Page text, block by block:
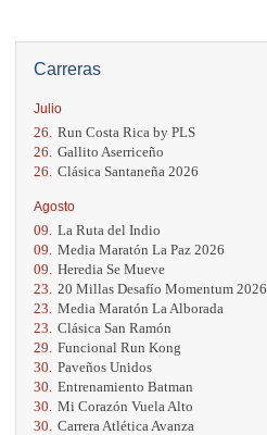
Carreras
Julio
26. Run Costa Rica by PLS
26. Gallito Aserriceño
26. Clásica Santaneña 2026
Agosto
09. La Ruta del Indio
09. Media Maratón La Paz 2026
09. Heredia Se Mueve
23. 20 Millas Desafío Momentum 2026
23. Media Maratón La Alborada
23. Clásica San Ramón
29. Funcional Run Kong
30. Paveños Unidos
30. Entrenamiento Batman
30. Mi Corazón Vuela Alto
30. Carrera Atlética Avanza